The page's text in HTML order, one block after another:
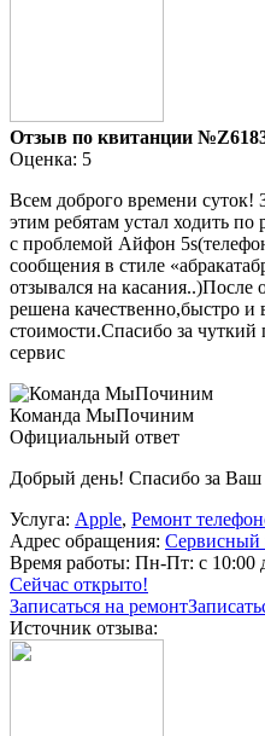
Отзыв по квитанции
Оценка: 5
Всем доброго времени суток!
этим ребятам устал ходить
с проблемой Айфон
сообщения в стиле
отзывался на
решена качественно,быстро и
стоимости.Спасибо за
сервис
Команда МыПочиним
Официальный ответ
Добрый день! Спасибо за Ваш
Услуга: Apple, Ремонт
Адрес обращения: Сервисный
Время работы: Пн-Пт: с 10:00
Сейчас открыто!
Записаться на ремонт
Источник отзыва: